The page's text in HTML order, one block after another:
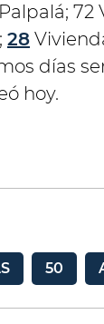
28
días
hoy.
50